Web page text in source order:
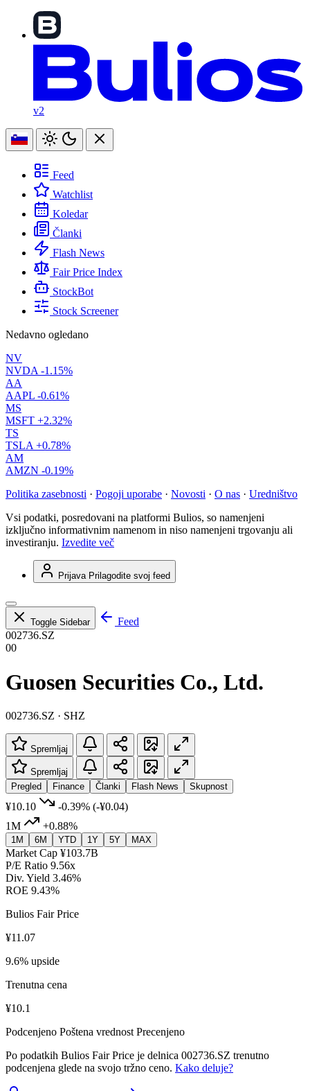
v2
Feed
Watchlist
Koledar
Članki
Flash News
Fair Price Index
StockBot
Stock Screener
Nedavno ogledano
NV
NVDA -1.15%
AA
AAPL -0.61%
MS
MSFT +2.32%
TS
TSLA +0.78%
AM
AMZN -0.19%
Politika zasebnosti · Pogoji uporabe · Novosti · O nas · Uredništvo
Vsi podatki, posredovani na platformi Bulios, so namenjeni
izključno informativnim namenom in niso namenjeni trgovanju ali
investiranju. Izvedite več
Prijava Prilagodite svoj feed
Toggle Sidebar
Feed
002736.SZ
00
Guosen Securities Co., Ltd.
002736.SZ · SHZ
Spremljaj
Spremljaj
Pregled
Finance Članki Flash News Skupnost
¥10.10 -0.39% (-¥0.04)
1M
+0.88%
1M 6M YTD 1Y 5Y MAX
Market Cap ¥103.7B
P/E Ratio 9.56x
Div. Yield 3.46%
ROE 9.43%
Bulios Fair Price
¥11.07
9.6% upside
Trenutna cena
¥10.1
Podcenjeno Poštena vrednost Precenjeno
Po podatkih Bulios Fair Price je delnica 002736.SZ trenutno
podcenjena glede na svojo tržno ceno. Kako deluje?